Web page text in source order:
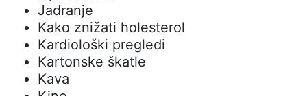
Jadranje
Kako znižati holesterol
Kardiološki pregledi
Kartonske škatle
Kava